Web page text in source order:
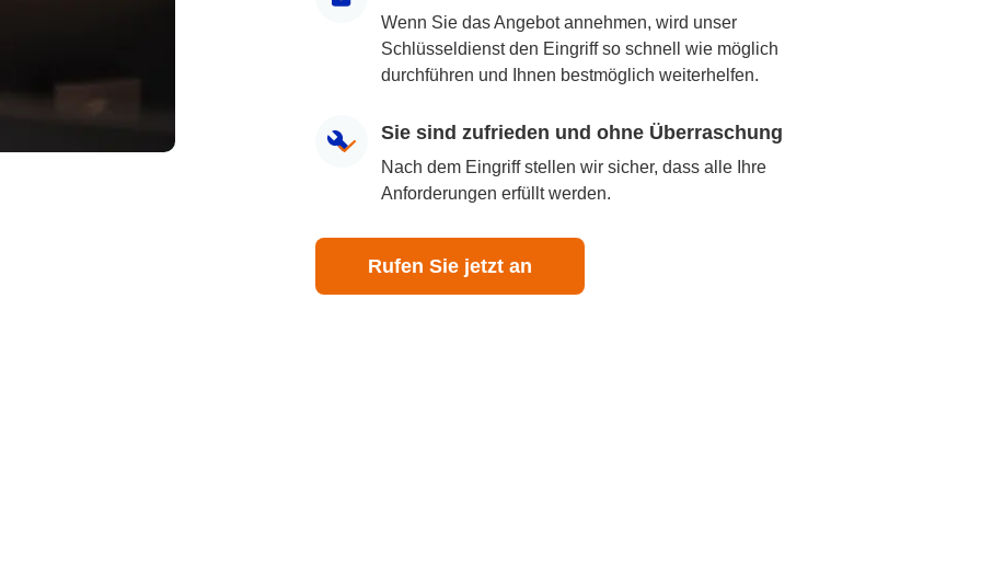
Wenn Sie das Angebot annehmen, wird unser
Schlüsseldienst den Eingriff so schnell wie möglich
durchführen und Ihnen bestmöglich weiterhelfen.
Sie sind zufrieden und ohne Überraschung
Nach dem Eingriff stellen wir sicher, dass alle Ihre
Anforderungen erfüllt werden.
Rufen Sie jetzt an